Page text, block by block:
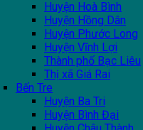
Huyện Hoà Bình
Huyện Hồng Dân
Huyện Phước Long
Huyện Vĩnh Lợi
Thành phố Bạc Liêu
Thị xã Giá Rai
Bến Tre
Huyện Ba Tri
Huyện Bình Đại